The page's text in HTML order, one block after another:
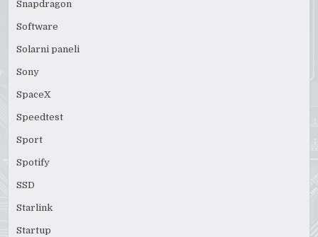
Snapdragon
Software
Solarni paneli
Sony
SpaceX
Speedtest
Sport
Spotify
SSD
Starlink
Startup